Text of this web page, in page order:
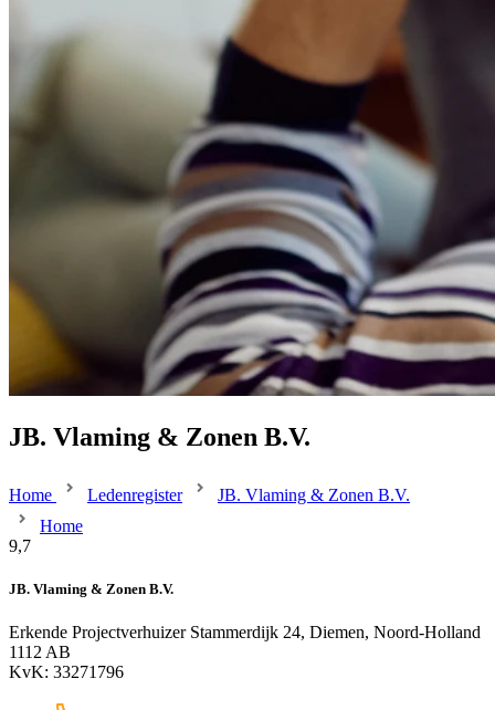
JB. Vlaming & Zonen B.V.
Home Ledenregister
JB. Vlaming & Zonen B.V.
Home
9,7
JB. Vlaming & Zonen B.V.
Erkende ProjectverhuizerStammerdijk 24, Diemen, Noord-Holland
1112 AB
KvK: 33271796